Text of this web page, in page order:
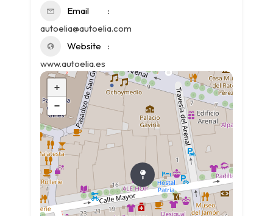
Email
autoelia@autoelia.com
Website
www.autoelia.es
+
−